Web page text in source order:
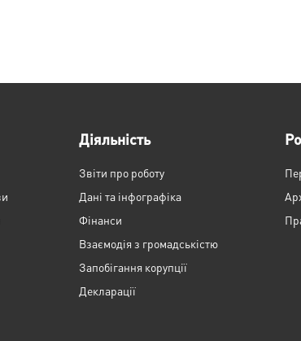
Діяльність
Звіти про роботу
Дані та інфографіка
Фінанси
Взаємодія з громадськістю
Запобігання корупції
Декларації